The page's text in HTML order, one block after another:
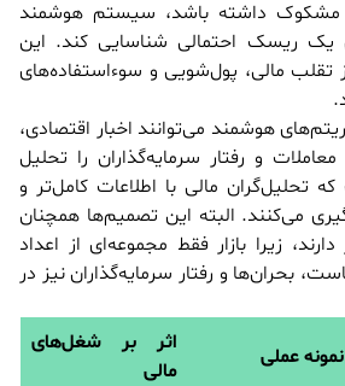
مشکوک داشته باشد، سیستم هوشمند
یک ریسک احتمالی شناسایی کند. این
تقلب مالی، پول‌شویی و سوءاستفاده‌های
هوشمند می‌توانند اخبار اقتصادی،
و رفتار سرمایه‌گذاران را تحلیل
تحلیل‌گران مالی با اطلاعات کامل‌تر و
می‌کنند. البته این تصمیم‌ها همچنان
زیرا بازار فقط مجموعه‌ای از اعداد
بحران‌ها و رفتار سرمایه‌گذاران نیز در
نمونه عملی
اثر بر شغل‌های
مالی